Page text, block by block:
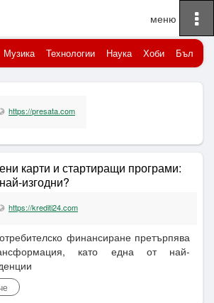
Музика Технологии Наука Хоби
https://presata.com
карти и стартиращи програми:
изгодни?
https://krediti24.com
финансиране претърпява
като една от най-